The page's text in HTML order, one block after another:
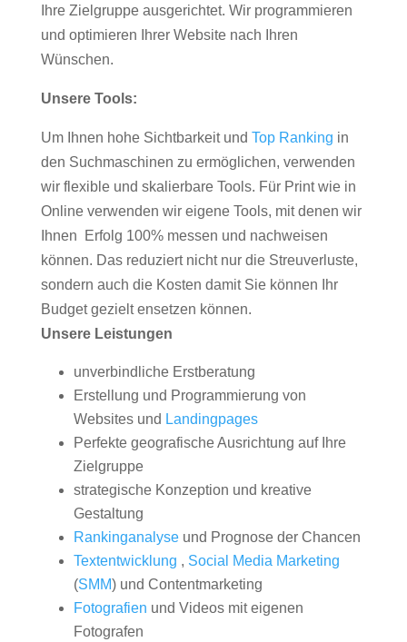
Ihre Zielgruppe ausgerichtet. Wir programmieren
und optimieren Ihrer Website nach Ihren
Wünschen.
Unsere Tools:
Um Ihnen hohe Sichtbarkeit und Top Ranking in
den Suchmaschinen zu ermöglichen, verwenden
wir flexible und skalierbare Tools. Für Print wie in
Online verwenden wir eigene Tools, mit denen wir
Ihnen Erfolg 100% messen und nachweisen
können. Das reduziert nicht nur die Streuverluste,
sondern auch die Kosten damit Sie können Ihr
Budget gezielt ensetzen können.
Unsere Leistungen
unverbindliche Erstberatung
Erstellung und Programmierung von
Websites und Landingpages
Perfekte geografische Ausrichtung auf Ihre
Zielgruppe
strategische Konzeption und kreative
Gestaltung
Rankinganalyseund Prognose der Chancen
Textentwicklung , Social Media Marketing
(SMM) und Contentmarketing
Fotografien und Videos mit eigenen
Fotografen